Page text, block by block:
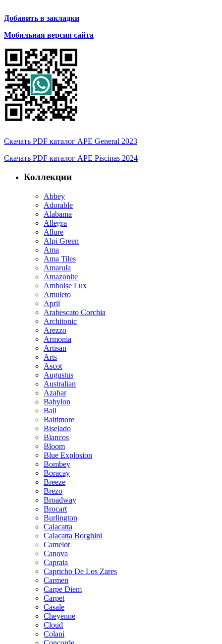
Добавить в закладки
Мобильная версия сайта
Скачать PDF каталог APE General 2023
Скачать PDF каталог APE Piscinas 2024
Коллекции
Abbey
Adorable
Alabama
Allegra
Allure
Alpi Green
Ama
Ama Tiles
Amarula
Amazonite
Amboise Lux
Amuleto
April
Arabescato Corchia
Architonic
Arezzo
Armonia
Artisan
Arts
Ascot
Augustus
Australian
Azahar
Babylon
Bali
Baltimore
Biselado
Blancos
Bloom
Blue Explosion
Bombey
Boracay
Breeze
Brezo
Broadway
Brocart
Burlington
Calacatta
Calacatta Borghini
Camelot
Canova
Capraia
Capricho De Los Zares
Carmen
Carpe Diem
Carpet
Casale
Cheyenne
Cloud
Colani